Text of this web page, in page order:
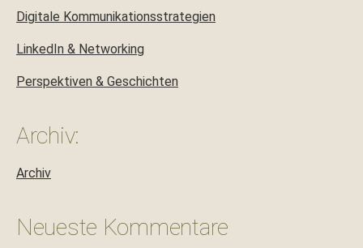
Digitale Kommunikationsstrategien
LinkedIn & Networking
Perspektiven & Geschichten
Archiv:
Archiv
Neueste Kommentare